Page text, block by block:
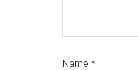
Name *